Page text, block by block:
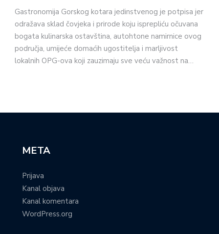
Gastronomija Gorskog kotara jedinstvenog je potpisa jer
odražava sklad čovjeka i prirode koju isprepliću očuvana
bogata kulinarska ostavština, autohtone namirnice ovog
područja, umijeće domaćih ugostitelja i marljivost
lokalnih OPG-ova koji zauzimaju sve veću važnost na…
META
Prijava
Kanal objava
Kanal komentara
WordPress.org